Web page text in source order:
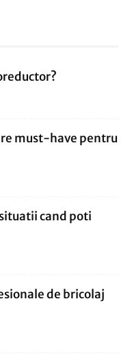
must-have pentru
cand poti
de bricolaj